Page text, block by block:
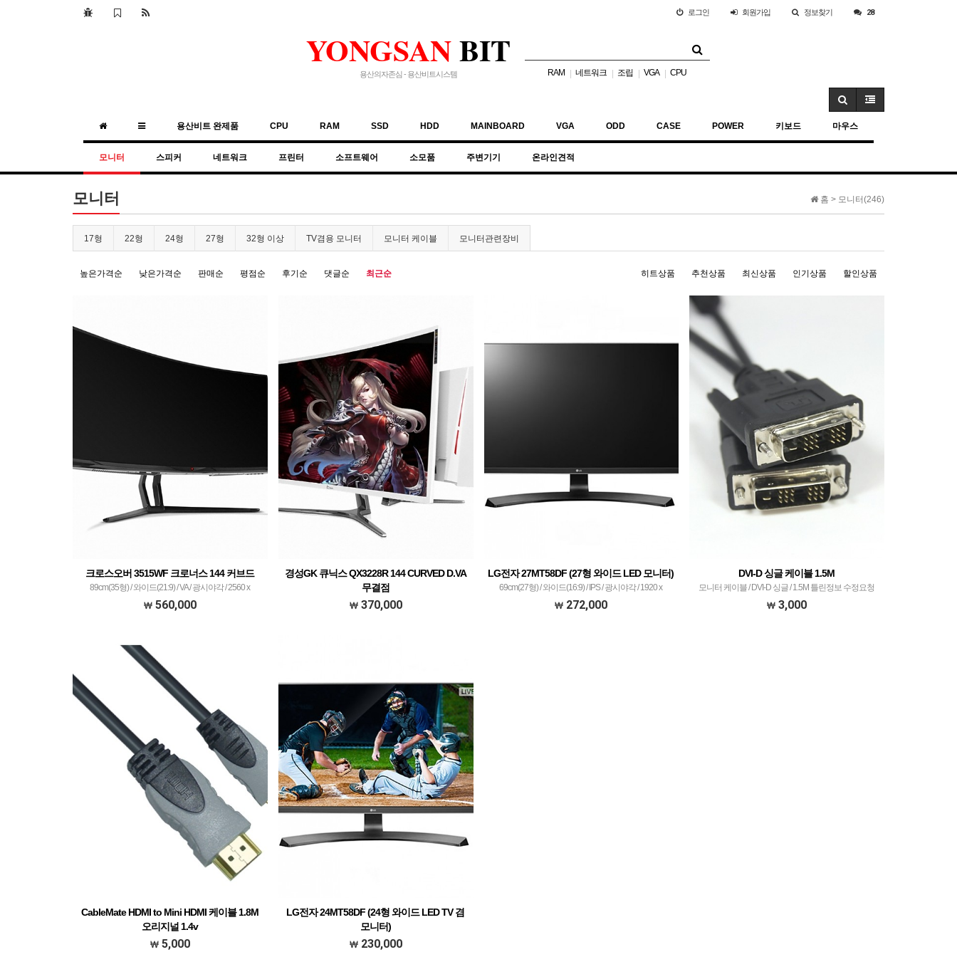
로그인 회원가입 정보찾기 28
YONGSANBIT
용산의자존심 - 용산비트시스템 RAM | 네트워크 | 조립 | VGA | CPU
용산비트 완제품 CPU RAM SSD HDD MAINBOARD VGA ODD CASE POWER 키보드 마우스
모니터 스피커 네트워크 프린터 소프트웨어 소모품 주변기기 온라인견적
홈 > 모니터(246)
모니터
17형 22형 24형 27형 32형 이상 TV겸용 모니터 모니터 케이블 모니터관련장비
높은가격순 낮은가격순 판매순 평점순 후기순 댓글순 최근순 히트상품 추천상품 최신상품 인기상품 할인상품
크로스오버 3515WF 크로너스 144 커브드
89cm(35형) / 와이드(21:9) / VA / 광시야각 / 2560 x
1080(WFHD) / 0.320mm / 3(OD)㎳ / 300㏅ / 2 ,000:1 / 5
지 / 게임모드 지원 / 조준선 표시 / Free Sync / PIP / PBP /
75 x 75mm / 틸트 / 43W / 0.5W 미만
560,000
경성GK 큐닉스 QX3228R 144 CURVED D.VA
무결점
80cm(32형) / 와이드(16:9) / PVA(곡면) / 광시야각 / 1920 x
370,000
LG전자 27MT58DF (27형 와이드 LED 모니터)
69cm(27형) / 와이드(16:9) / IPS / 광시야각 / 1920 x
1080(FHD) / 0.3114mm / 5㎳ / 250㏅
272,000
DVI-D 싱글 케이블 1.5M
모니터 케이블 / DVI-D 싱글 / 1.5M 틀린정보 수정요청
3,000
CableMate HDMI to Mini HDMI 케이블 1.8M
오리지널 1.4v
HDMI(A타입 19PIN) to Mini HDMI(C타입 19PIN)/Ver1.4/금
5,000
LG전자 24MT58DF (24형 와이드 LED TV 겸
모니터)
60.4cm(24형) / 와이드(16:9) / IPS / 광시야각 / 1920 x
230,000